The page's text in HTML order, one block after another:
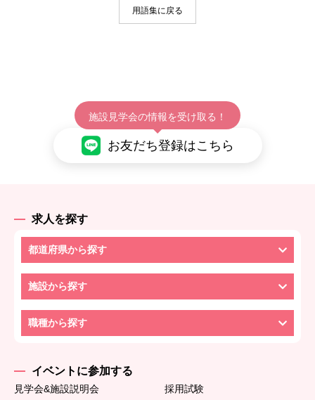
用語集に戻る
施設見学会の情報を受け取る！
お友だち登録はこちら
求人を探す
都道府県から探す
施設から探す
職種から探す
イベントに参加する
見学会&施設説明会
採用試験